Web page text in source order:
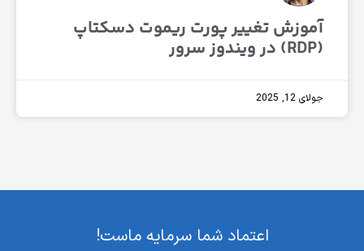
تغییر پورت ریموت دسکتاپ
اعتماد شما سرمایه ماست!